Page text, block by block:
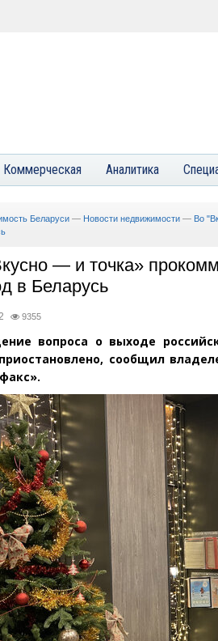
Коммерческая Аналитика
Беларуси — Новости недвижимости — Во
— и точка»
в Беларусь
9355
вопроса о выходе
сообщил